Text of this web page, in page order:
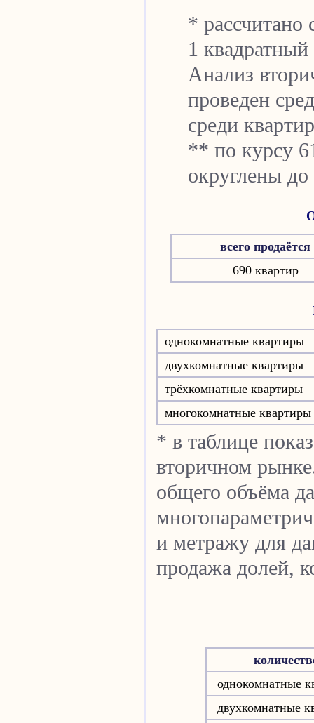
* рассчитано
1
Анализ
проведен
cреди
** по курсу
округлены
всего продаётся
690 квартир
однокомнатные квартиры
двухкомнатные квартиры
трёхкомнатные квартиры
многокомнатные квартиры
* в таблице
вторичном
общего объёма
и метражу для
продажа долей,
однокомнатные
двухкомнатные